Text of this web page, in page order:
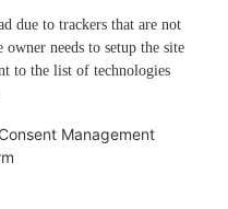
due to trackers that are not
needs to setup the site
to the list of technologies
Management